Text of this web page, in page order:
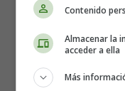
Categoría:
Publicado:
Contenido
Almacenar la
acceder a ella
Más